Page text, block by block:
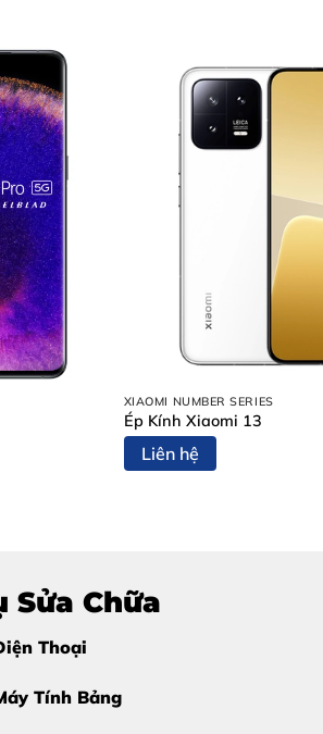
15 PRO MAX
Max
XIAOMI NUMBER SERIES
Ép Kính Xiaomi 13
Liên hệ
Sửa Chữa
Thoại
Tính Bảng